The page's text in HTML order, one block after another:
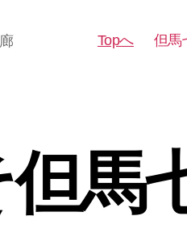
Topへ 但馬
馬